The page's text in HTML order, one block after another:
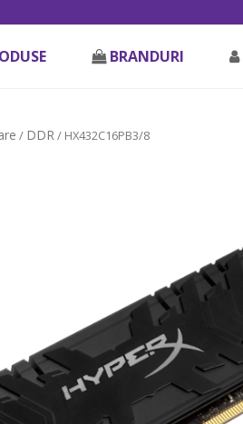
BRANDURI
/ DDR/ HX432C16PB3/8